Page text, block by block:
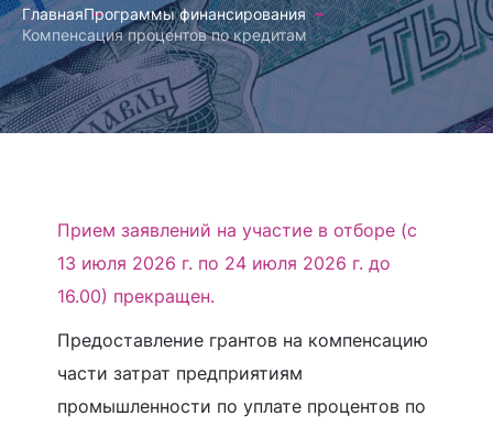
ГлавнаяПрограммы финансирования
Компенсация процентов по кредитам
Прием заявлений на участие в отборе (с
13 июля 2026 г. по 24 июля 2026 г. до
16.00) прекращен.
Предоставление грантов на компенсацию
части затрат предприятиям
промышленности по уплате процентов по